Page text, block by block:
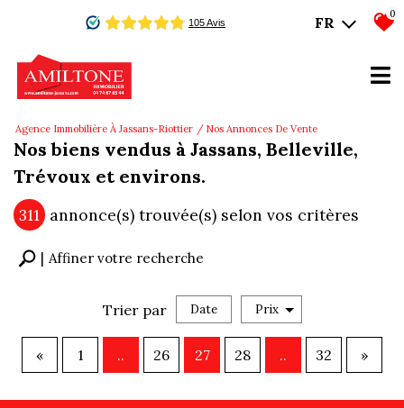
FR
0
Agence Immobilière À Jassans-Riottier Nos Annonces De Vente
Nos biens vendus à Jassans, Belleville,
Trévoux et environs.
311 annonce(s) trouvée(s) selon vos critères
Affiner votre recherche
Vente
Trier par Date Prix
« 1 .. 26 27 28 .. 32 »